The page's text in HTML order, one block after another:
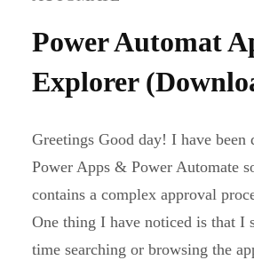
Power Automat
Explorer
Greetings Good day! I have been
Power Apps & Power Automate
contains a complex approval
One thing I have noticed is that I
time searching or browsing the